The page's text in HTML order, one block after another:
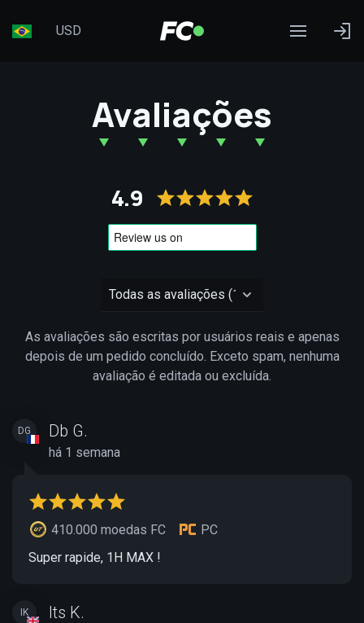
USD
Avaliações
4.9
As avaliações são escritas por usuários reais e apenas
depois de um pedido concluído. Exceto spam, nenhuma
avaliação é editada ou excluída.
DG Db G.
há 1 semana
410.000 moedas FC
PC
Super rapide, 1H MAX !
IK Its K.